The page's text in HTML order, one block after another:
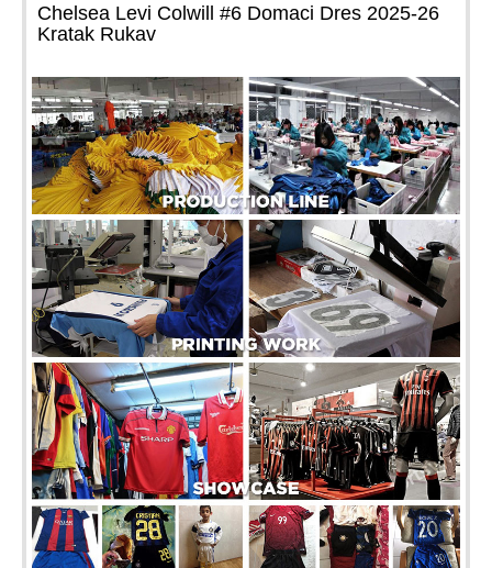
Chelsea Levi Colwill #6 Domaci Dres 2025-26
Kratak Rukav